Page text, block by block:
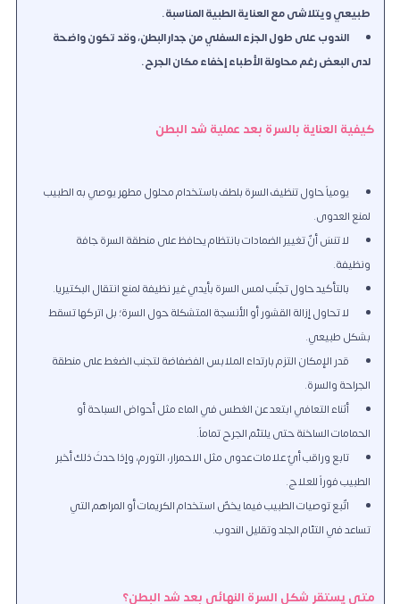
طبيعي ويتلاشى مع العناية الطبية المناسبة.
الندوب على طول الجزء السفلي من جدار البطن، وقد تكون واضحة
لدى البعض رغم محاولة الأطباء إخفاء مكان الجرح.
كيفية العناية بالسرة بعد عملية شد البطن
يومياً حاول تنظيف السرة بلطف باستخدام محلول مطهر يوصي به الطبيب
لمنع العدوى.
لا تنسَ أنّ تغيير الضمادات بانتظام يحافظ على منطقة السرة جافة
ونظيفة.
بالتأكيد حاول تجنّب لمس السرة بأيدي غير نظيفة لمنع انتقال البكتيريا.
لا تحاول إزالة القشور أو الأنسجة المتشكلة حول السرة؛ بل اتركها تسقط
بشكل طبيعي.
قدر الإمكان التزم بارتداء الملابس الفضفاضة لتجنب الضغط على منطقة
الجراحة والسرة.
أثناء التعافي ابتعد عن الغطس في الماء مثل أحواض السباحة أو
الحمامات الساخنة حتى يلتئم الجرح تماماً.
تابع وراقب أيّ علامات عدوى مثل الاحمرار، التورم، وإذا حدثَ ذلك أخبر
الطبيب فوراً للعلاج.
اتّبع توصيات الطبيب فيما يخصّ استخدام الكريمات أو المراهم التي
تساعد في التئام الجلد وتقليل الندوب.
متى يستقر شكل السرة النهائي بعد شد البطن؟